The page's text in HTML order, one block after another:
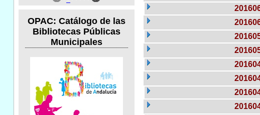
OPAC: Catálogo de las
Bibliotecas Públicas
Municipales